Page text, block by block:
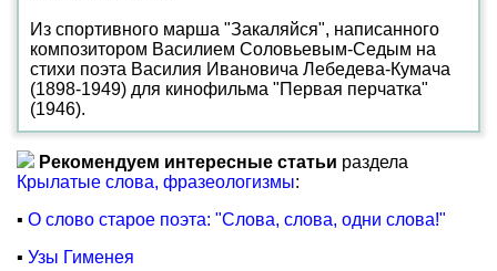
Из спортивного марша "Закаляйся", написанного
композитором Василием Соловьевым-Седым на
стихи поэта Василия Ивановича Лебедева-Кумача
(1898-1949) для кинофильма "Первая перчатка"
(1946).
Рекомендуем интересные статьи раздела
Крылатые слова, фразеологизмы:
▪ О слово старое поэта: "Слова, слова, одни слова!"
▪ Узы Гименея